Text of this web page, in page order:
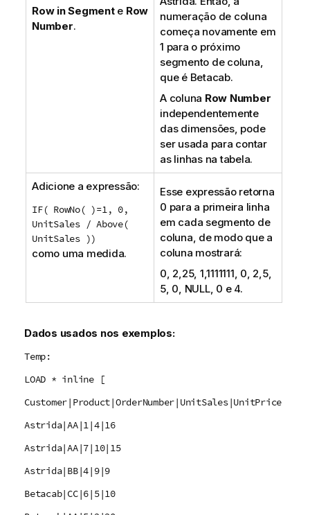
Row in Segmente Row
Number.
numeração de coluna
começa novamente em
1 para o próximo
segmento de coluna,
que é Betacab.
A coluna Row Number
independentemente
das dimensões, pode
ser usada para contar
as linhas na tabela.
Adicione a expressão:
IF( RowNo( )=1, 0,
UnitSales / Above(
UnitSales ))
como uma medida.
Esse expressão retorna
0 para a primeira linha
em cada segmento de
coluna, de modo que a
coluna mostrará:
0, 2,25, 1,1111111, 0, 2,5,
5, 0, NULL, 0 e 4.
Dados usados nos exemplos:
Temp:
LOAD * inline [
Customer|Product|OrderNumber|UnitSales|UnitPrice
Astrida|AA|1|4|16
Astrida|AA|7|10|15
Astrida|BB|4|9|9
Betacab|CC|6|5|10